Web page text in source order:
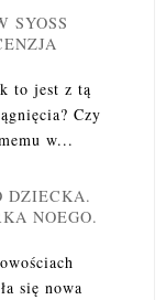
SYOSS
to jest z tą
Czy
w...
DZIECKA.
NOEGO.
się nowa